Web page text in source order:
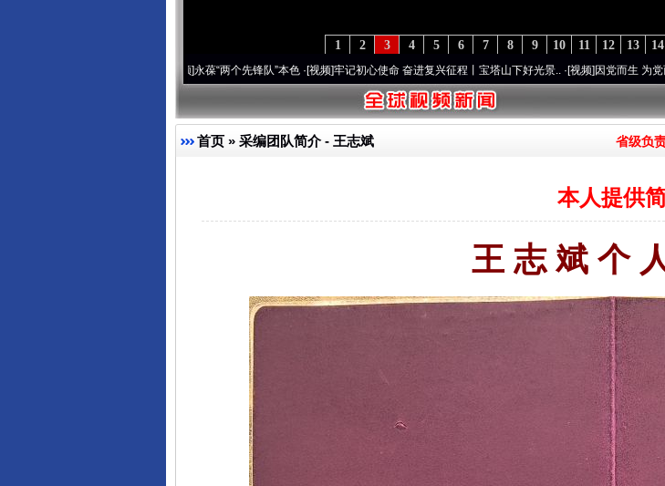
14
13
12
11
10
9
8
7
6
5
4
3
2
1
永葆“两个先锋队”本色·[视频]牢记初心使命 奋进复兴征程丨宝塔山下好光景..·[视频]因党而生 为党而战——百年“纪”
首页 » 采编团队简介- 王志斌 省级负
本人提供
王 志 斌 个